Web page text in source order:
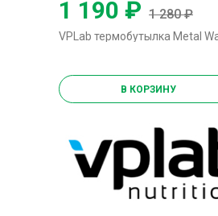
1 190 ₽ 1 280 ₽
В КОРЗИНУ